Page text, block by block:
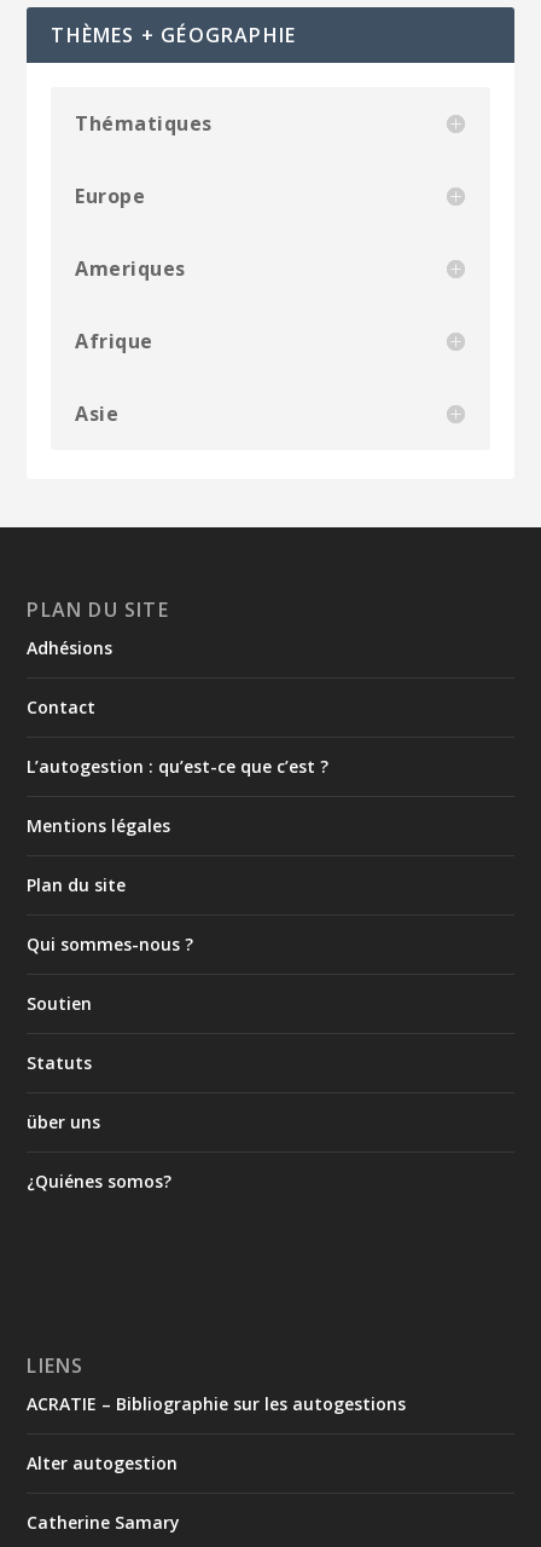
THÈMES + GÉOGRAPHIE
Thématiques
Europe
Ameriques
Afrique
Asie
PLAN DU SITE
Adhésions
Contact
L’autogestion : qu’est-ce que c’est ?
Mentions légales
Plan du site
Qui sommes-nous ?
Soutien
Statuts
über uns
¿Quiénes somos?
LIENS
ACRATIE – Bibliographie sur les autogestions
Alter autogestion
Catherine Samary